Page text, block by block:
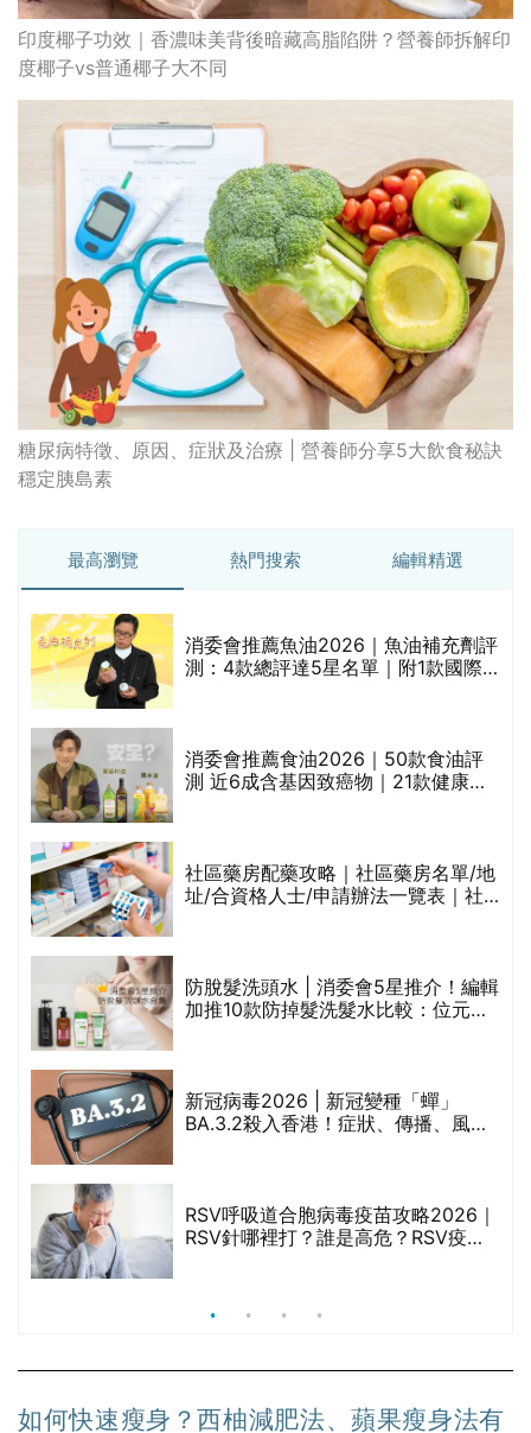
印度椰子功效｜香濃味美背後暗藏高脂陷阱？營養師拆解印
度椰子vs普通椰子大不同
糖尿病特徵、原因、症狀及治療 | 營養師分享5大飲食秘訣
穩定胰島素
最高瀏覽 熱門搜索 編輯精選
消委會推薦魚油2026｜魚油補充劑評
測：4款總評達5星名單｜附1款國際
消委會推薦食油2026｜50款食油評
測 近6成含基因致癌物｜21款健康煮
社區藥房配藥攻略｜社區藥房名單/地
址/合資格人士/申請辦法一覽表｜社
防脫髮洗頭水 | 消委會5星推介！編輯
加推10款防掉髮洗髮水比較：位元
新冠病毒2026 | 新冠變種「蟬」
BA.3.2殺入香港！症狀、傳播、風險
RSV呼吸道合胞病毒疫苗攻略2026｜
RSV針哪裡打？誰是高危？RSV疫苗
如何快速瘦身？西柚減肥法、蘋果瘦身法有